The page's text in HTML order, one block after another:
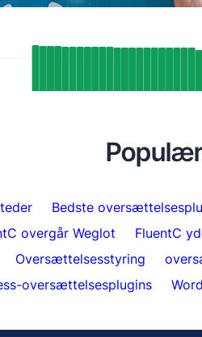
Ægte SEO-resultater: Sådan har FluentC’s
Bedste
overgår Weglot FluentC
Oversættelsesstyring
oversættelsesplugins